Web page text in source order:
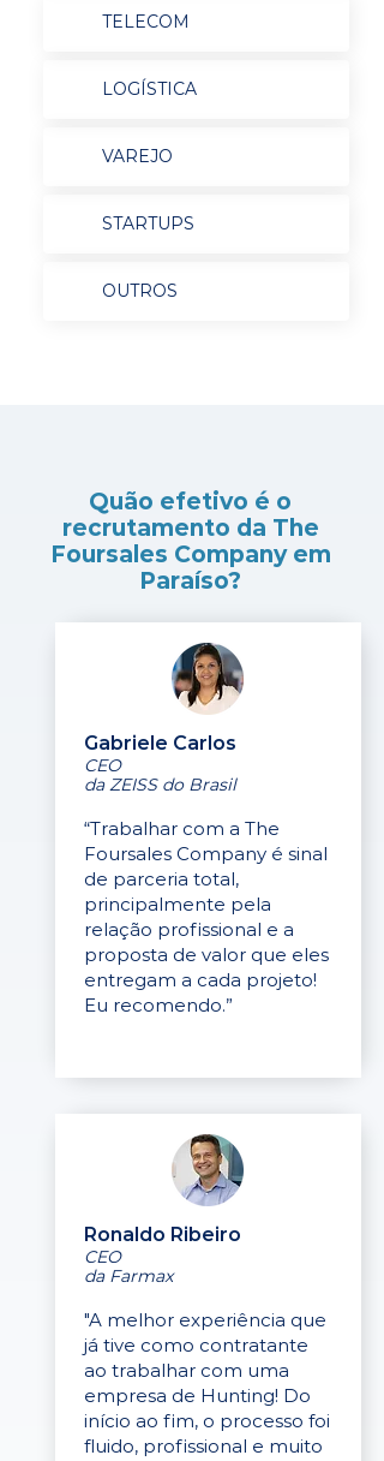
TELECOM
LOGÍSTICA
VAREJO
STARTUPS
OUTROS
Quão efetivo é o
recrutamento da The
Foursales Company em
Paraíso?
Gabriele Carlos
CEO
da ZEISS do Brasil
“Trabalhar com a The
Foursales Company é sinal
de parceria total,
principalmente pela
relação profissional e a
proposta de valor que eles
entregam a cada projeto!
Eu recomendo.”
Ronaldo Ribeiro
CEO
da Farmax
"A melhor experiência que
já tive como contratante
ao trabalhar com uma
empresa de Hunting! Do
início ao fim, o processo foi
fluido, profissional e muito